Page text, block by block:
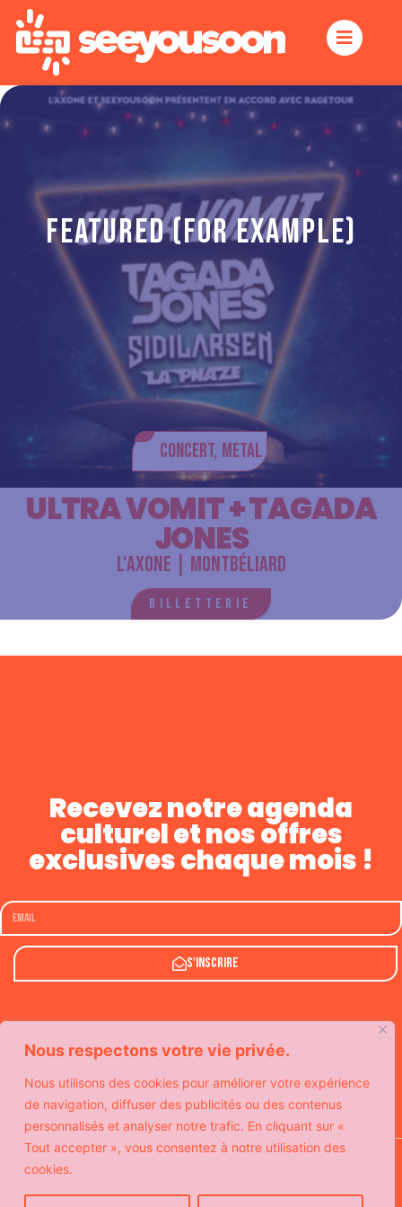
Nous respectons votre vie privée.
Nous utilisons des cookies pour améliorer votre expérience
de navigation, diffuser des publicités ou des contenus
personnalisés et analyser notre trafic. En cliquant sur «
Tout accepter », vous consentez à notre utilisation des
cookies.
Featured (for example)
Concert, Metal
ULTRA VOMIT + TAGADA
JONES
L'Axone | Montbéliard
Billetterie
Recevez notre agenda
culturel et nos offres
exclusives chaque mois !
S'inscrire
Avec le soutien de